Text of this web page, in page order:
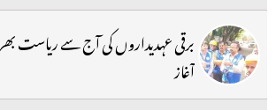
برقی عہدیداروں کی آج سے ریاست بھر
آغاز